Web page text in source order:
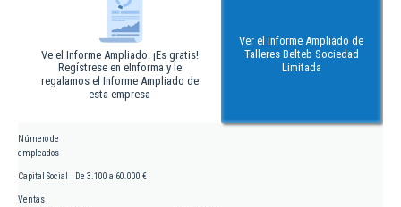
Ve el Informe Ampliado. ¡Es gratis!
Regístrese en eInforma y le
regalamos el Informe Ampliado de
esta empresa
Ver el Informe Ampliado de
Talleres Belteb Sociedad
Limitada
Número de
empleados
Capital Social De 3.100 a 60.000 €
Ventas